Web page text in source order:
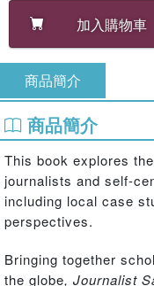
加入購物車
商品簡介
商品簡介
This book explores
journalists and self-
including local case
perspectives.
Bringing together
the globe, Journalist